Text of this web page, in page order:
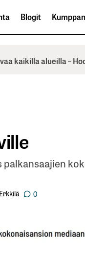
Blogit
kaikilla alueilla –
palkansaajien
0